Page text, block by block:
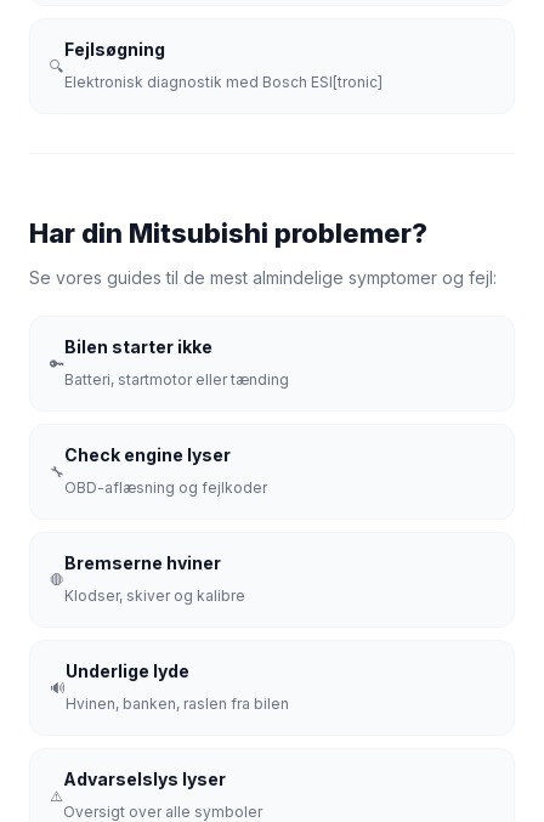
🔍
Fejlsøgning
Elektronisk diagnostik med Bosch ESI[tronic]
Har din Mitsubishi problemer?
Se vores guides til de mest almindelige symptomer og fejl:
🔑
Bilen starter ikke
Batteri, startmotor eller tænding
🔧
Check engine lyser
OBD-aflæsning og fejlkoder
🛑
Bremserne hviner
Klodser, skiver og kalibre
🔊
Underlige lyde
Hvinen, banken, raslen fra bilen
⚠️
Advarselslys lyser
Oversigt over alle symboler